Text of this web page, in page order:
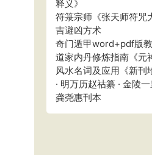
释义》
符箓宗师《张天师符咒
吉避凶方术
奇门遁甲word+pdf版
道家内丹修炼指南《元
风水名词及应用《新刊
· 明万历赵祜纂 · 金陵
龚尧惠刊本